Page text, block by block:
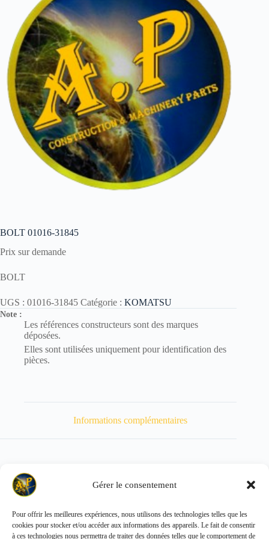
Gérer le consentement
Pour offrir les meilleures expériences, nous utilisons des technologies telles que les
cookies pour stocker et/ou accéder aux informations des appareils. Le fait de consentir
à ces technologies nous permettra de traiter des données telles que le comportement de
BOLT 01016-31845
Prix sur demande
BOLT
UGS : 01016-31845 Catégorie : KOMATSU
Note :
Les références constructeurs sont des marques
déposées.
Elles sont utilisées uniquement pour identification des
pièces.
Informations complémentaires
Poids 140 kg
Copyright © 2026 - ALL PARTS FRANCE SAS